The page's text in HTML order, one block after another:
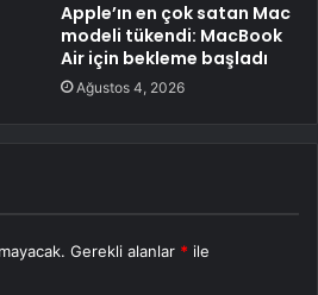
Apple’ın en çok satan Mac
modeli tükendi: MacBook
Air için bekleme başladı
Ağustos 4, 2026
Gerekli alanlar * ile